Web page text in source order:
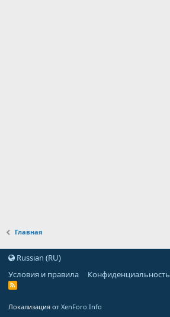
Главная
Russian (RU)
Условия и правила
Конфиденциальность
Локализация от XenForo.Info